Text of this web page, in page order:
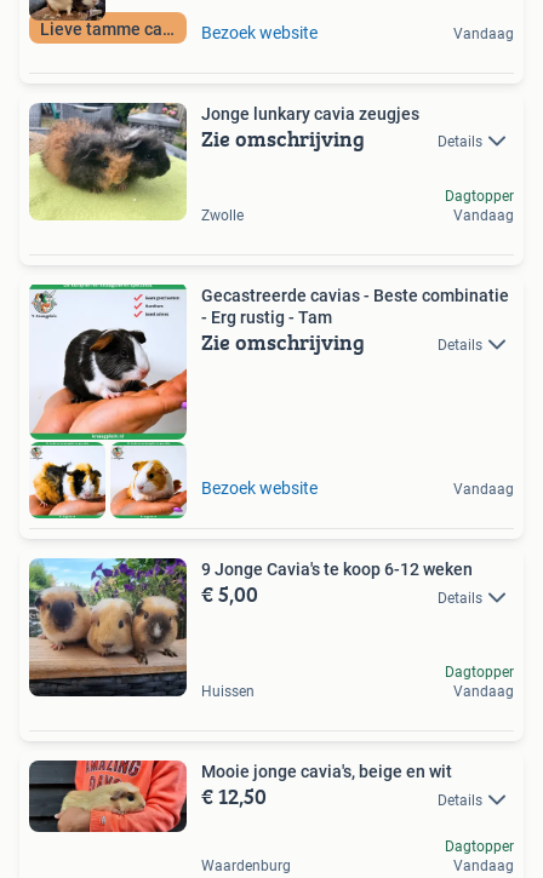
Lieve tamme cavias Bezoek website Vandaag
Jonge lunkary cavia zeugjes
Zie omschrijving Details
Zwolle
Dagtopper
Vandaag
Gecastreerde cavias - Beste combinatie
- Erg rustig - Tam
Zie omschrijving Details
Bezoek website Vandaag
9 Jonge Cavia's te koop 6-12 weken
€ 5,00 Details
Huissen
Dagtopper
Vandaag
Mooie jonge cavia's, beige en wit
€ 12,50 Details
Waardenburg
Dagtopper
Vandaag